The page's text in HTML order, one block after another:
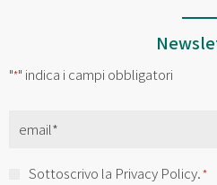
"*" indica i campi obbligatori
Email
Consenso
Sottoscrivo la Privacy Policy.*